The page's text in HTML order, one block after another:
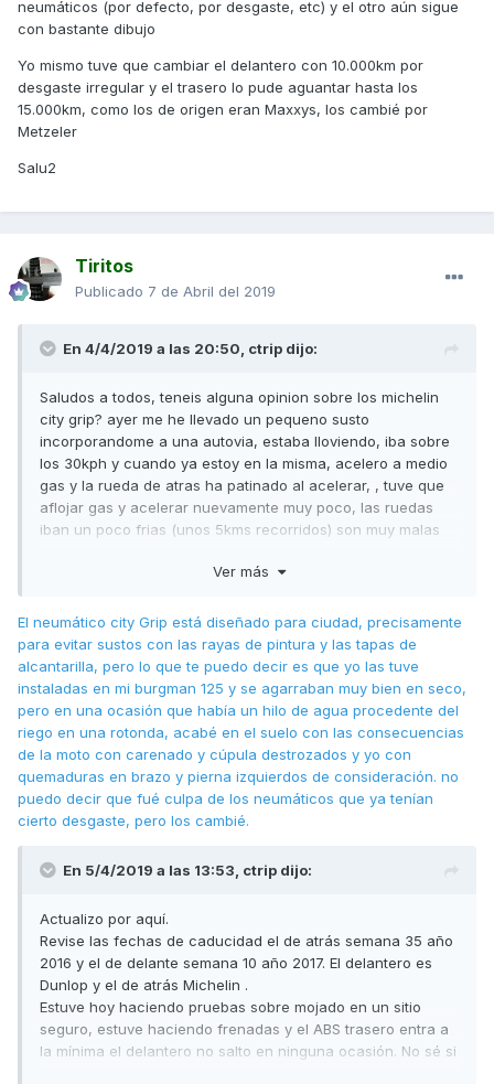
neumáticos (por defecto, por desgaste, etc) y el otro aún sigue
con bastante dibujo
Yo mismo tuve que cambiar el delantero con 10.000km por
desgaste irregular y el trasero lo pude aguantar hasta los
15.000km, como los de origen eran Maxxys, los cambié por
Metzeler
Salu2
Tiritos
Publicado 7 de Abril del 2019
En 4/4/2019 a las 20:50, ctrip dijo:
Saludos a todos, teneis alguna opinion sobre los michelin
city grip? ayer me he llevado un pequeno susto
incorporandome a una autovia, estaba lloviendo, iba sobre
los 30kph y cuando ya estoy en la misma, acelero a medio
gas y la rueda de atras ha patinado al acelerar, , tuve que
aflojar gas y acelerar nuevamente muy poco, las ruedas
iban un poco frias (unos 5kms recorridos) son muy malas
cuidado sobretodo en curvas.
gracias.
Ver más
El neumático city Grip está diseñado para ciudad, precisamente
para evitar sustos con las rayas de pintura y las tapas de
alcantarilla, pero lo que te puedo decir es que yo las tuve
instaladas en mi burgman 125 y se agarraban muy bien en seco,
pero en una ocasión que había un hilo de agua procedente del
riego en una rotonda, acabé en el suelo con las consecuencias
de la moto con carenado y cúpula destrozados y yo con
quemaduras en brazo y pierna izquierdos de consideración. no
puedo decir que fué culpa de los neumáticos que ya tenían
cierto desgaste, pero los cambié.
En 5/4/2019 a las 13:53, ctrip dijo:
Actualizo por aquí.
Revise las fechas de caducidad el de atrás semana 35 año
2016 y el de delante semana 10 año 2017. El delantero es
Dunlop y el de atrás Michelin .
Estuve hoy haciendo pruebas sobre mojado en un sitio
seguro, estuve haciendo frenadas y el ABS trasero entra a
la mínima el delantero no salto en ninguna ocasión. No sé si